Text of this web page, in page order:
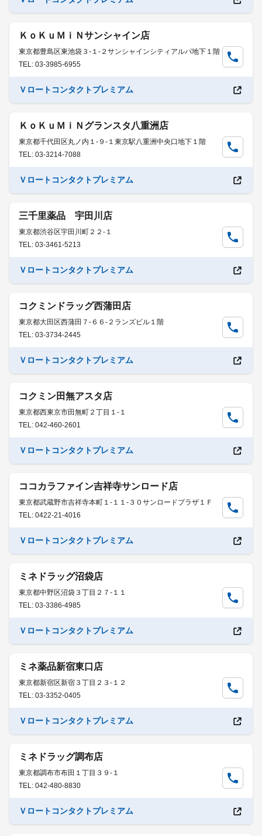
ＫｏＫｕＭｉＮサンシャイン店
東京都豊島区東池袋３-１-２サンシャインシティアルパ地下１階
TEL: 03-3985-6955
Ｖロートコンタクトプレミアム
ＫｏＫｕＭｉＮグランスタ八重洲店
東京都千代田区丸ノ内１-９-１東京駅八重洲中央口地下１階
TEL: 03-3214-7088
Ｖロートコンタクトプレミアム
三千里薬品 宇田川店
東京都渋谷区宇田川町２２-１
TEL: 03-3461-5213
Ｖロートコンタクトプレミアム
コクミンドラッグ西蒲田店
東京都大田区西蒲田７-６６-２ランズビル１階
TEL: 03-3734-2445
Ｖロートコンタクトプレミアム
コクミン田無アスタ店
東京都西東京市田無町２丁目１-１
TEL: 042-460-2601
Ｖロートコンタクトプレミアム
ココカラファイン吉祥寺サンロード店
東京都武蔵野市吉祥寺本町１-１１-３０サンロードプラザ１Ｆ
TEL: 0422-21-4016
Ｖロートコンタクトプレミアム
ミネドラッグ沼袋店
東京都中野区沼袋３丁目２７-１１
TEL: 03-3386-4985
Ｖロートコンタクトプレミアム
ミネ薬品新宿東口店
東京都新宿区新宿３丁目２３-１２
TEL: 03-3352-0405
Ｖロートコンタクトプレミアム
ミネドラッグ調布店
東京都調布市布田１丁目３９-１
TEL: 042-480-8830
Ｖロートコンタクトプレミアム